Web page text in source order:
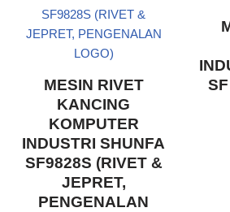
MESIN RIVET
KANCING
KOMPUTER
INDUSTRI SHUNFA
SF9828S (RIVET &
JEPRET,
PENGENALAN